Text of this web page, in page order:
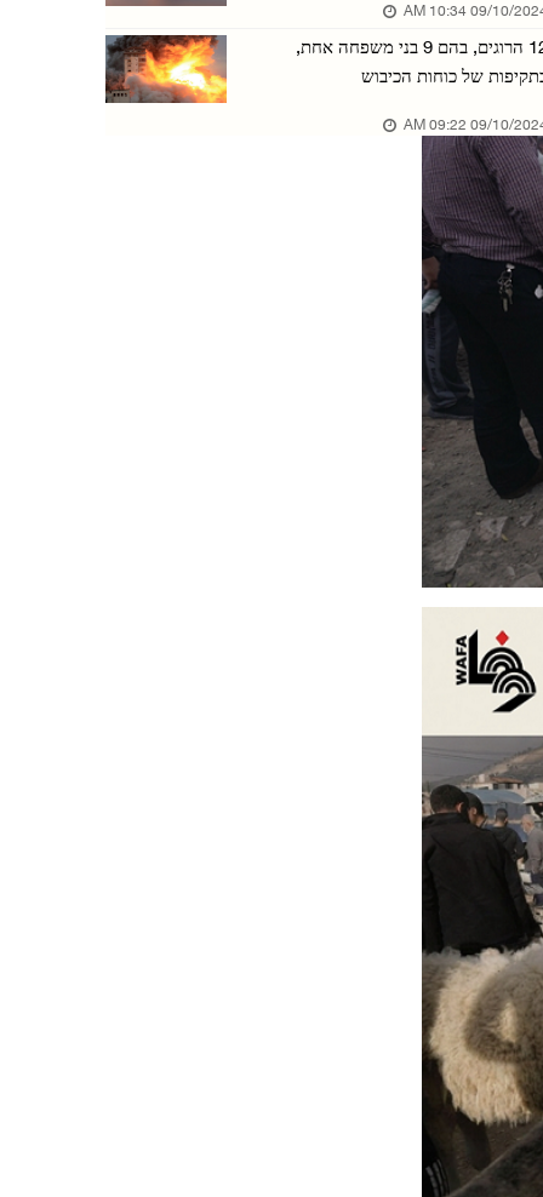
כוחות הכיבוש עצרו נער מתיאסיר שממזרח לטובאס
06/אוגוסט/2026 08:28 PM
06/אוגוסט/2026 08:28 PM
המחלקה לענייני פליטים גינתה את מתקפת כוחות הכ ...
06/אוגוסט/2026 08:25 PM
כוחות הכיבוש עצרו צעיר מדיר אל־ע'וסון ופלשו ל ...
עקורים משתתפים בגמר טורניר כדורגל במחנות עקור ...
עקורים מתקהלים כדי להשיג אוכל ממטבח צדקה שעדי ...
בעזה צויר ציור קיר של מאמן נבחרת מצרים, חוסאם ...
14/יולי/2026 03:03 PM
חיילי הכיבוש הישראליים מוצבים בעיר העתיקה של ...
תלמידים ניגשים לבחינות הבגרות מתוך מחנה עקורי ...
21/יוני/2026 04:53 PM
09/10/2024 10:34
12 הרוגים, בהם 9 בני משפחה אחת,
של כוחות הכיבוש
09/10/2024 09:22